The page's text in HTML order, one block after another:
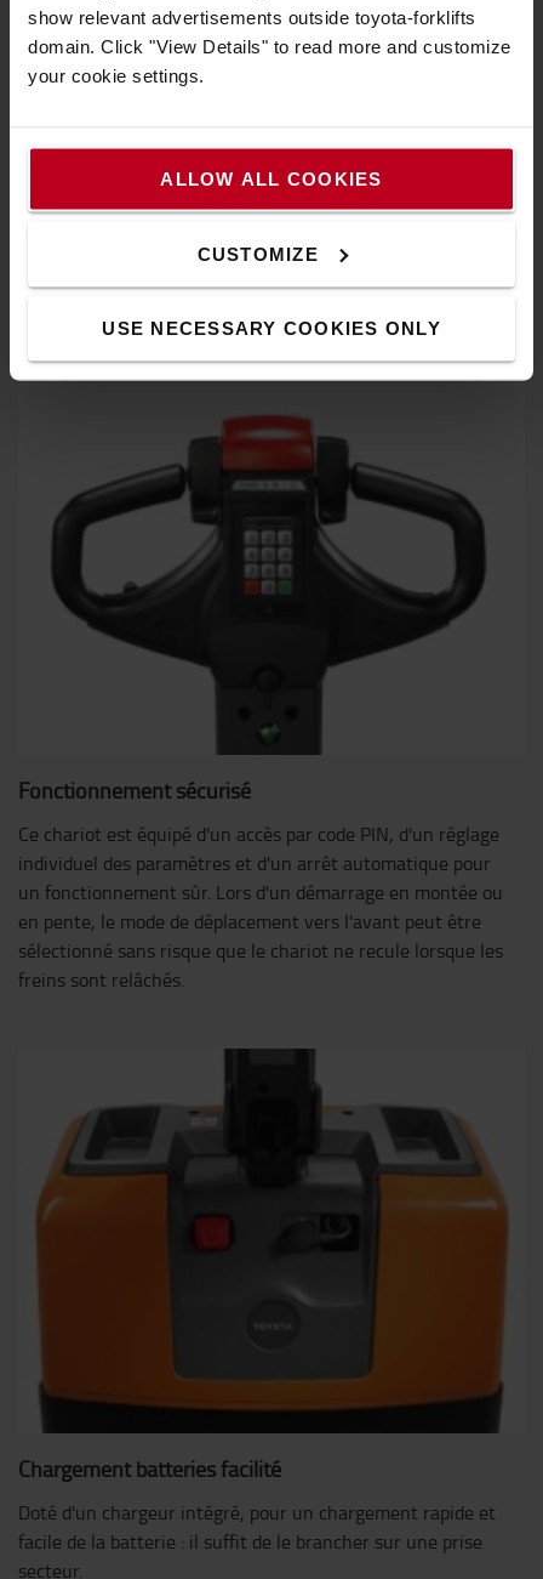
show relevant advertisements outside toyota-forklifts
domain. Click "View Details" to read more and customize
your cookie settings.
ALLOW ALL COOKIES
CUSTOMIZE
USE NECESSARY COOKIES ONLY
Le moteur révolutionnaire à courant alternatif à faible
entretien offre durabilité et résistance, ainsi qu'une faible
consommation d'énergie. Le mode veille coupe la plupart
des composants consommateurs d'énergie. Et un chargeur
intelligent vous permet d'augmenter la durée de vie de la
batterie.
Fonctionnement sécurisé
Ce chariot est équipé d'un accès par code PIN, d'un réglage
individuel des paramètres et d'un arrêt automatique pour
un fonctionnement sûr. Lors d'un démarrage en montée ou
en pente, le mode de déplacement vers l'avant peut être
sélectionné sans risque que le chariot ne recule lorsque les
freins sont relâchés.
Chargement batteries facilité
Doté d'un chargeur intégré, pour un chargement rapide et
facile de la batterie : il suffit de le brancher sur une prise
secteur.